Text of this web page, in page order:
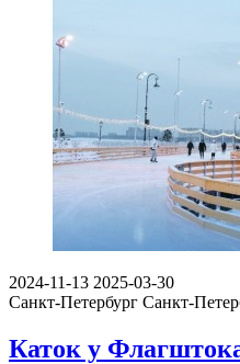
2024-11-13 2025-03-30
Санкт-Петербург Санкт-
Каток у